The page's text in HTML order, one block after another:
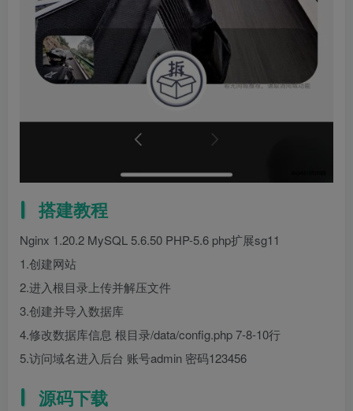
搭建教程
Nginx 1.20.2 MySQL 5.6.50 PHP-5.6 php扩展sg11
1.创建网站
2.进入根目录上传并解压文件
3.创建并导入数据库
4.修改数据库信息 根目录/data/config.php 7-8-10行
5.访问域名进入后台 账号admin 密码123456
源码下载